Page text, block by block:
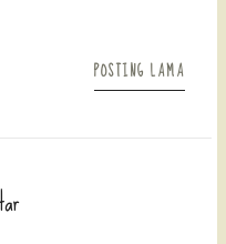
POSTING LAMA